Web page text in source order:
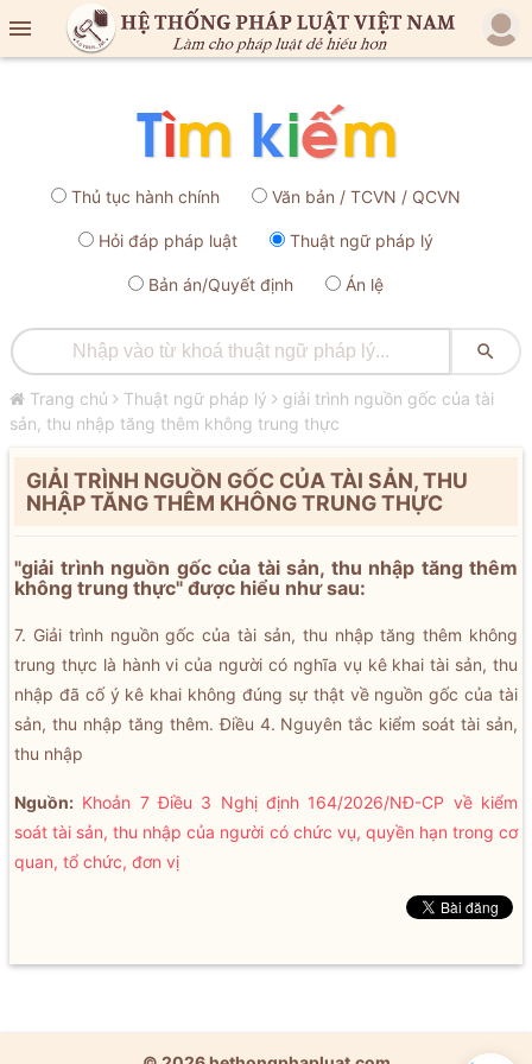

Thủ tục hành chính Văn bản / TCVN / QCVN
Hỏi đáp pháp luật Thuật ngữ pháp lý
Bản án/Quyết định Án lệ

Trang chủ Thuật ngữ pháp lý
giải trình nguồn gốc của tài
sản, thu nhập tăng thêm không trung thực
GIẢI TRÌNH NGUỒN GỐC CỦA TÀI SẢN, THU
NHẬP TĂNG THÊM KHÔNG TRUNG THỰC
"giải trình nguồn gốc của tài sản, thu nhập tăng thêm
không trung thực" được hiểu như sau:
7. Giải trình nguồn gốc của tài sản, thu nhập tăng thêm không
trung thực là hành vi của người có nghĩa vụ kê khai tài sản, thu
nhập đã cố ý kê khai không đúng sự thật về nguồn gốc của tài
sản, thu nhập tăng thêm. Điều 4. Nguyên tắc kiểm soát tài sản,
thu nhập
Nguồn: Khoản 7 Điều 3 Nghị định 164/2026/NĐ-CP về kiểm
soát tài sản, thu nhập của người có chức vụ, quyền hạn trong cơ
quan, tổ chức, đơn vị